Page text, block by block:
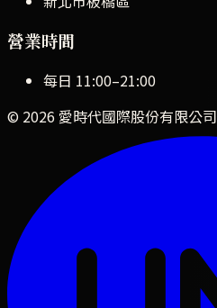
營業時間
每日 11:00–21:00
© 2026 愛時代國際股份有限公司